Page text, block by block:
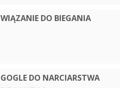
WIĄZANIE DO BIEGANIA
GOGLE DO NARCIARSTWA